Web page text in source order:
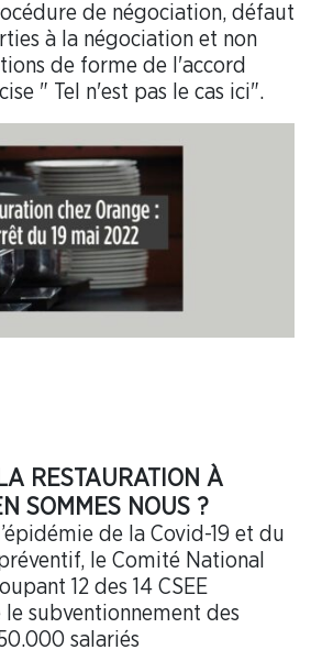
de négociation, défaut
à la négociation et non
de forme de l'accord
" Tel n'est pas le cas ici".
RESTAURATION À
SOMMES NOUS ?
de la Covid-19 et du
le Comité National
12 des 14 CSEE
le subventionnement des
salariés